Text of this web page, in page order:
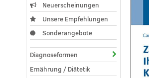
Neuerscheinungen
Unsere Empfehlungen
Sonderangebote
Diagnoseformen
Ernährung / Diätetik